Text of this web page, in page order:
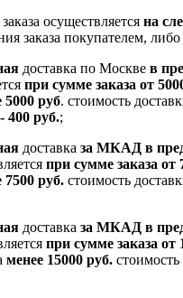
осуществляется на
заказа покупателем, либо
доставка по Москве в
при сумме заказа от
5000 руб. стоимость
- 400 руб.;
доставка за МКАД в
при сумме заказа от
7500 руб. стоимость
доставка за МКАД в
при сумме заказа от
менее 15000 руб. стоимость